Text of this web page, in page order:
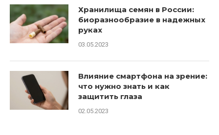
Хранилища семян в России:
биоразнообразие в надежных
руках
03.05.2023
Влияние смартфона на зрение:
что нужно знать и как
защитить глаза
02.05.2023